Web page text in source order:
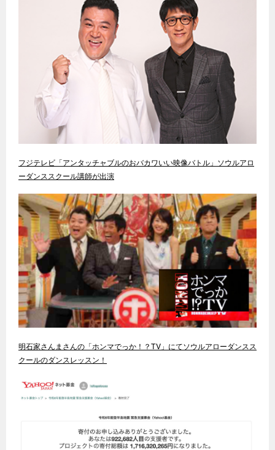
フジテレビ「アンタッチャブルのおバカワいい映像バトル」ソウルアロ
ーダンススクール講師が出演
明石家さんまさんの「ホンマでっか！？TV」にてソウルアローダンスス
クールのダンスレッスン！